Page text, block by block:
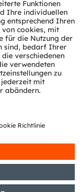
Terms of Trade